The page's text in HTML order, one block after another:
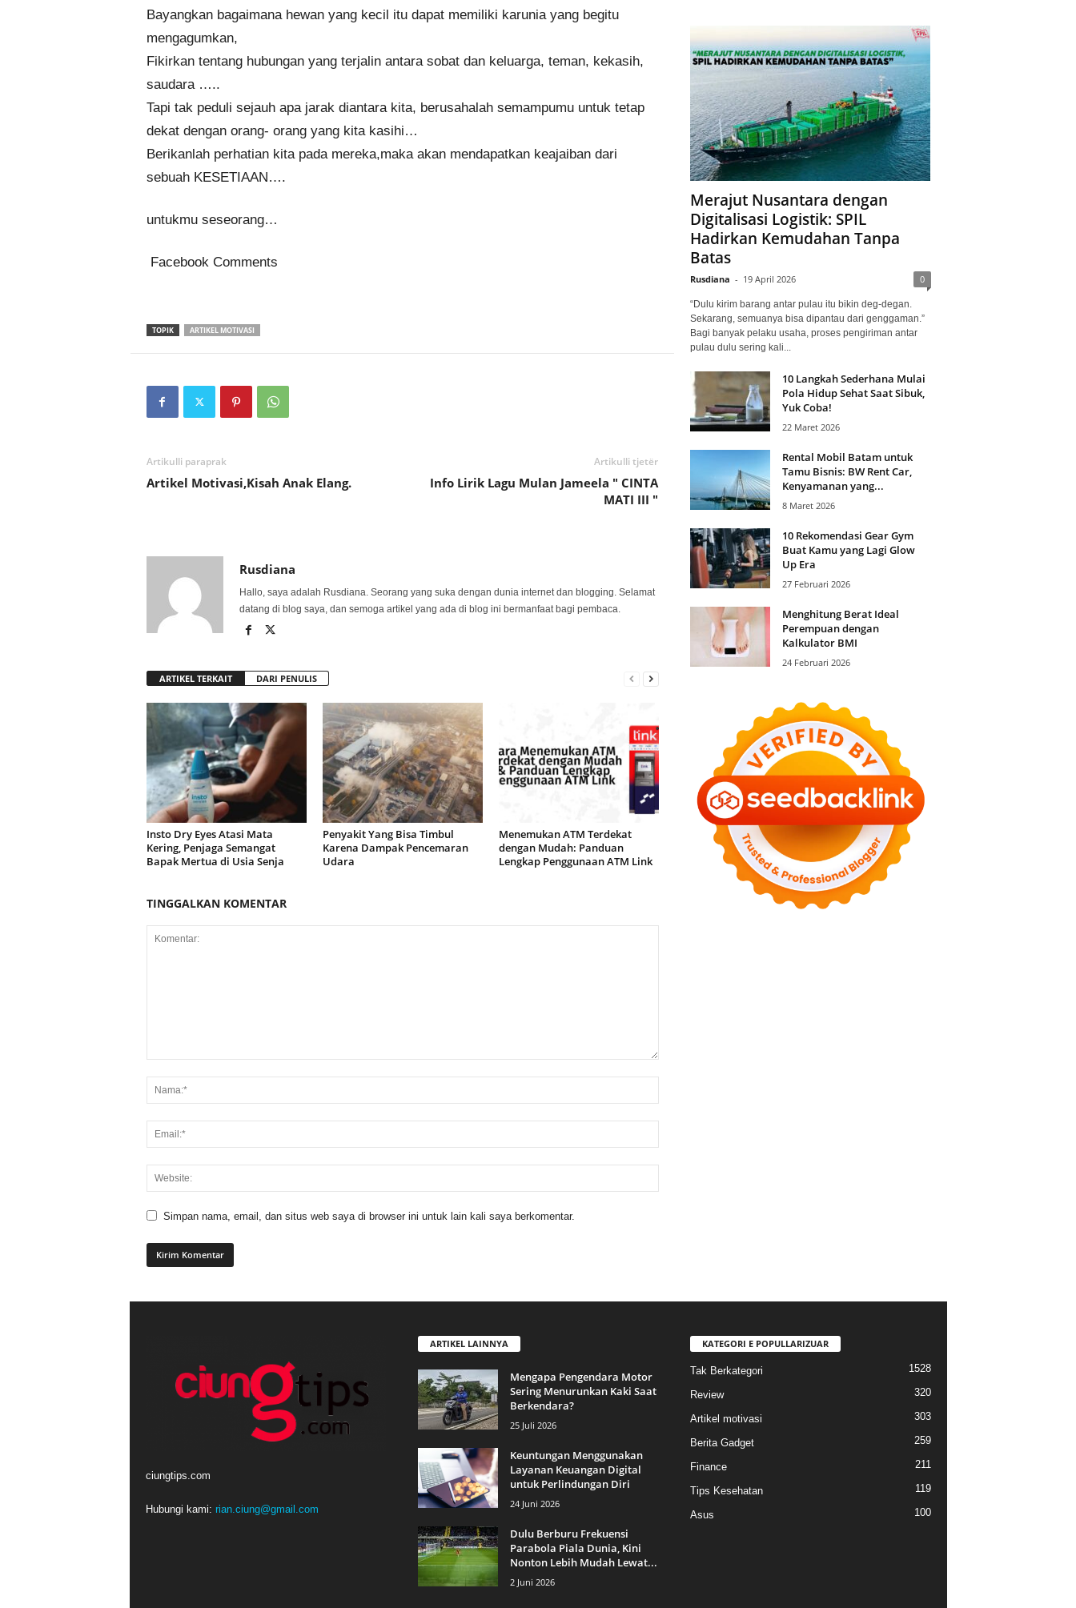
Bayangkan bagaimana hewan yang kecil itu dapat memiliki karunia yang begitu
mengagumkan,
Fikirkan tentang hubungan yang terjalin antara sobat dan keluarga, teman, kekasih,
saudara …..
Tapi tak peduli sejauh apa jarak diantara kita, berusahalah semampumu untuk tetap
dekat dengan orang- orang yang kita kasihi…
Berikanlah perhatian kita pada mereka,maka akan mendapatkan keajaiban dari
sebuah KESETIAAN….
untukmu seseorang…
Facebook Comments
TOPIK ARTIKEL MOTIVASI
Artikulli paraprak
Artikel Motivasi,Kisah Anak Elang.
Artikulli tjetër
Info Lirik Lagu Mulan Jameela " CINTA
MATI III "
Rusdiana
Hallo, saya adalah Rusdiana. Seorang yang suka dengan dunia internet dan blogging. Selamat
datang di blog saya, dan semoga artikel yang ada di blog ini bermanfaat bagi pembaca.
ARTIKEL TERKAIT DARI PENULIS
Insto Dry Eyes Atasi Mata
Kering, Penjaga Semangat
Bapak Mertua di Usia Senja
Penyakit Yang Bisa Timbul
Karena Dampak Pencemaran
Udara
Menemukan ATM Terdekat
dengan Mudah: Panduan
Lengkap Penggunaan ATM Link
TINGGALKAN KOMENTAR
Simpan nama, email, dan situs web saya di browser ini untuk lain kali saya berkomentar.
Merajut Nusantara dengan
Digitalisasi Logistik: SPIL
Hadirkan Kemudahan Tanpa
Batas
Rusdiana - 19 April 2026 0
“Dulu kirim barang antar pulau itu bikin deg-degan.
Sekarang, semuanya bisa dipantau dari genggaman.”
Bagi banyak pelaku usaha, proses pengiriman antar
pulau dulu sering kali...
10 Langkah Sederhana Mulai
Pola Hidup Sehat Saat Sibuk,
Yuk Coba!
22 Maret 2026
Rental Mobil Batam untuk
Tamu Bisnis: BW Rent Car,
Kenyamanan yang...
8 Maret 2026
10 Rekomendasi Gear Gym
Buat Kamu yang Lagi Glow
Up Era
27 Februari 2026
Menghitung Berat Ideal
Perempuan dengan
Kalkulator BMI
24 Februari 2026
ciungtips.com
Hubungi kami: rian.ciung@gmail.com
ARTIKEL LAINNYA
Mengapa Pengendara Motor
Sering Menurunkan Kaki Saat
Berkendara?
25 Juli 2026
Keuntungan Menggunakan
Layanan Keuangan Digital
untuk Perlindungan Diri
24 Juni 2026
Dulu Berburu Frekuensi
Parabola Piala Dunia, Kini
Nonton Lebih Mudah Lewat...
2 Juni 2026
KATEGORI E POPULLARIZUAR
Tak Berkategori 1528
Review 320
Artikel motivasi 303
Berita Gadget 259
Finance 211
Tips Kesehatan 119
Asus 100